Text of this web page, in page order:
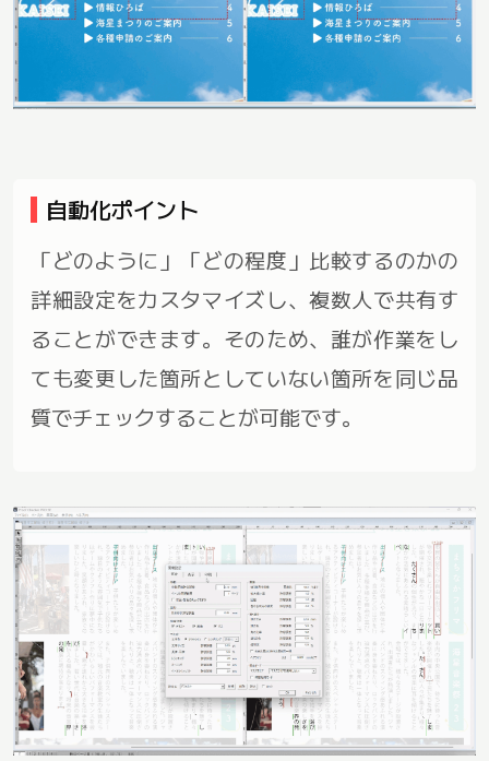
自動化ポイント
「どのように」「どの程度」比較するのかの
詳細設定をカスタマイズし、複数人で共有す
ることができます。そのため、誰が作業をし
ても変更した箇所としていない箇所を同じ品
質でチェックすることが可能です。